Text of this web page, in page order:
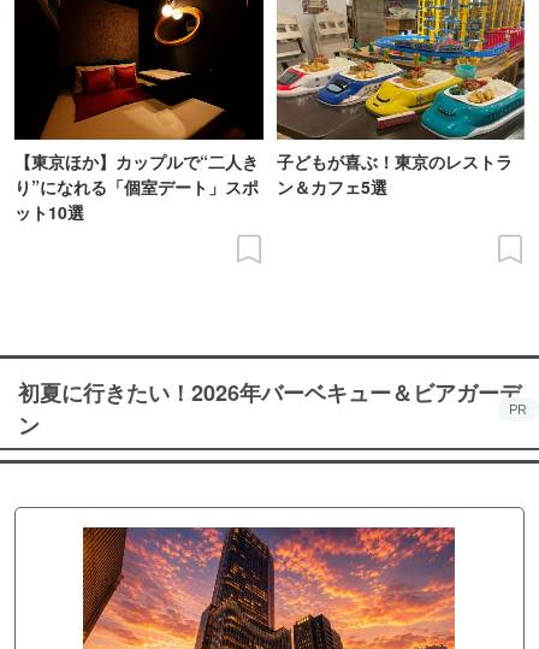
【東京ほか】カップルで“二人き
り”になれる「個室デート」スポ
ット10選
子どもが喜ぶ！東京のレストラ
ン＆カフェ5選
初夏に行きたい！2026年バーベキュー＆ビアガーデ
ン
PR